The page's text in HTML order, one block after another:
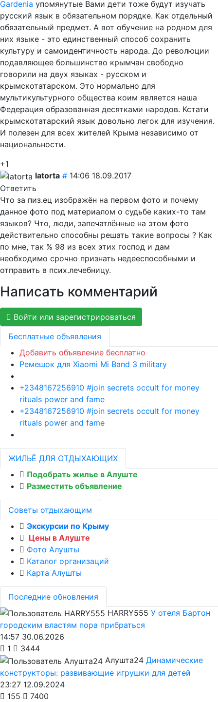
Gardenia упомянутые Вами дети тоже будут изучать
русский язык в обязательном порядке. Как отдельный
обязательный предмет. А вот обучение на родном для
них языке - это единственный способ сохранить
культуру и самоидентичность народа. До революции
подавляющее большинство крымчан свободно
говорили на двух языках - русском и
крымскотатарском. Это нормально для
мультикультурного общества коим является наша
Федерация образованная десятками народов. Кстати
крымскотатарский язык довольно легок для изучения.
И полезен для всех жителей Крыма независимо от
национальности.
+1
latorta # 14:06 18.09.2017
Ответить
Что за пиз.ец изображён на первом фото и почему
данное фото под материалом о судьбе каких-то там
языков? Что, люди, запечатлённые на этом фото
действительно способны решать такие вопросы ? Как
по мне, так % 98 из всех этих господ и дам
необходимо срочно признать недееспособными и
отправить в псих.лечебницу.
Написать комментарий
Войти или зарегистрироваться
Бесплатные объявления
Добавить объявление бесплатно
Ремешок для Xiaomi Mi Band 3 military
+2348167256910 #join secrets occult for money
rituals power and fame
+2348167256910 #join secrets occult for money
rituals power and fame
ЖИЛЬЁ ДЛЯ ОТДЫХАЮЩИХ
Подобрать жилье в Алуште
Разместить объявление
Советы отдыхающим
Экскурсии по Крыму
Цены в Алуште
Фото Алушты
Каталог организаций
Карта Алушты
Последние обновления
HARRY555 У отеля Бартон
городским властям пора прибраться
14:57 30.06.2026
1
3444
Алушта24 Динамические
конструкторы: развивающие игрушки для детей
23:27 12.09.2024
155
7400